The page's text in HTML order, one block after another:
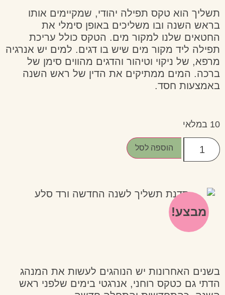
הוא טקס תפילה יהודי, שמקיימים אותו
השנה ובו משליכים באופן סימלי את
שלנו למקור מים. הטקס כולל עריכת
ליד מקור מים שיש בו דגים. למים יש אנרגיה
של ניקוי וטיהור והדגים מהווים סימן של
המים ממתיקים את הדין של ראש השנה
חסד.
הוספה לסל
האחרונות יש הנוהגים לעשות את המנהג
כטקס רוחני, אנרגטי בימים שלפני ראש